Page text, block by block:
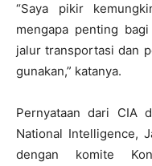
“Saya pikir
mengapa penting
jalur transportasi dan
gunakan,” katanya.
Pernyataan dari CIA
National Intelligence,
dengan komite